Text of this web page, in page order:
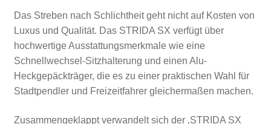
Das Streben nach Schlichtheit geht nicht auf Kosten von
Luxus und Qualität. Das STRIDA SX verfügt über
hochwertige Ausstattungsmerkmale wie eine
Schnellwechsel-Sitzhalterung und einen Alu-
Heckgepäckträger, die es zu einer praktischen Wahl für
Stadtpendler und Freizeitfahrer gleichermaßen machen.
Zusammengeklappt verwandelt sich der ‚STRIDA SX